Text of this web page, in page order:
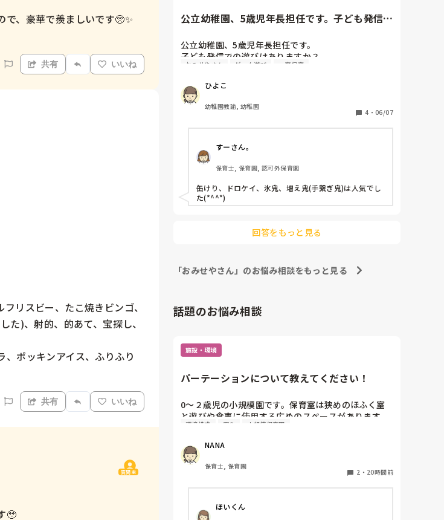
、豪華で羨ましいです🥺✨
共有 いいね
リスビー、たこ焼きビンゴ、
)、射的、的あて、宝探し、
ポッキンアイス、ふりふり
共有 いいね
質問主
🥹
公立幼稚園、5歳児年長担任です。子ども発信で
公立幼稚園、5歳児年長担任です。
子ども発信での遊びはありますか？
例えば、リレーやドッヂボールなどの集団遊び
みなさんの園ではどのような遊びが流行っています
か？
また、設定保育で使えるルールのある遊びや、
おすすめの保育内容があれば教えて頂きたいです。
おみせやさん ゲーム遊び 一斉保育
ひよこ
幼稚園教諭, 幼稚園
4 ・ 06/07
すーさん。
保育士, 保育園, 認可外保育園
缶けり、ドロケイ、氷鬼、増え鬼(手繋ぎ鬼)は人気でし
た(*^^*)
回答をもっと見る
「おみせやさん」のお悩み相談をもっと見る
話題のお悩み相談
施設・環境
パーテーションについて教えてください！
0〜２歳児の小規模園です。保育室は狭めのほふく室
と遊びや食事に使用する広めのスペースがあります。
広すぎると走り回ったりして落ち着かないので、活動
テーションがウレタンのような素材で軽いので、ちょ
っと体が当たると倒れたり、つかまり立ちが不安定な
子にとっては共倒れになったりで危険です。かと言っ
て固定してしまうと活動によって柔軟に移動すること
しっかりした重いものを置いていましたが、移動が大
環境構成 安全 小規模保育園
NANA
保育士, 保育園
2 ・ 20時間前
ほいくん